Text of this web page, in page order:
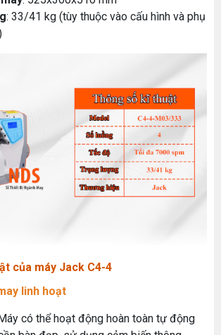
: 33/41 kg (tùy thuộc vào cấu hình và phụ
của máy Jack C4-4
linh hoạt
có thể hoạt động hoàn toàn tự động